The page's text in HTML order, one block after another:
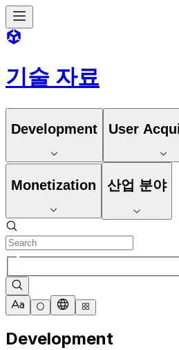
기술 자료
Development User
Monetization 산업 분야
Development